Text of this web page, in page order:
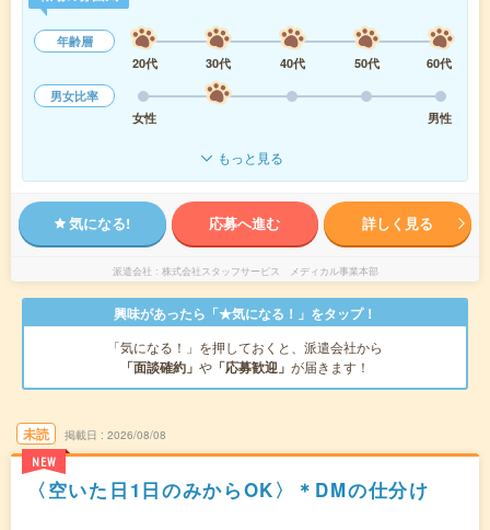
年齢層
20代
30代 40代 50代
60代
男女比率
女性
男性
もっと見る
気になる! 応募へ進む 詳しく見る
派遣会社 株式会社スタッフサービス メディカル事業本部
興味があったら「★気になる！」をタップ！
「気になる！」を押しておくと、派遣会社から
「面談確約」 や 「応募歓迎」 が届きます！
未読
NEW
掲載日 2026/08/08
〈空いた日1日のみからOK〉＊DMの仕分け